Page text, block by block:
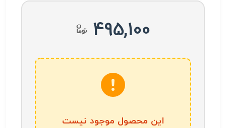
495,100
این محصول موجود نیست